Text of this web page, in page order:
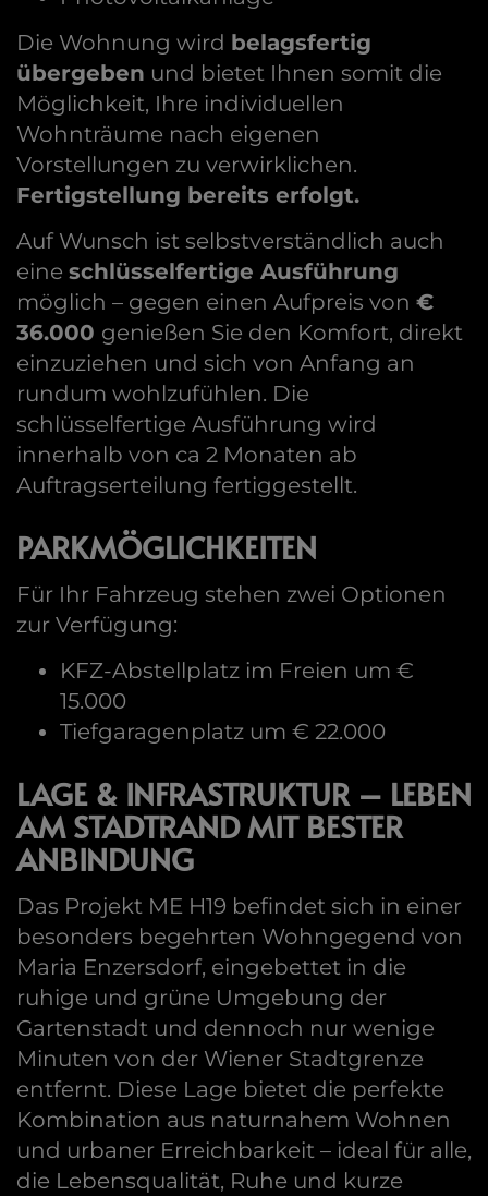
Die Wohnung wird belagsfertig
übergeben und bietet Ihnen somit die
Möglichkeit, Ihre individuellen
Wohnträume nach eigenen
Vorstellungen zu verwirklichen.
Fertigstellung bereits erfolgt.
Auf Wunsch ist selbstverständlich auch
eine schlüsselfertige Ausführung
möglich – gegen einen Aufpreis von €
36.000 genießen Sie den Komfort, direkt
einzuziehen und sich von Anfang an
rundum wohlzufühlen. Die
schlüsselfertige Ausführung wird
innerhalb von ca 2 Monaten ab
Auftragserteilung fertiggestellt.
PARKMÖGLICHKEITEN
Für Ihr Fahrzeug stehen zwei Optionen
zur Verfügung:
KFZ-Abstellplatz im Freien um €
15.000
Tiefgaragenplatz um € 22.000
LAGE & INFRASTRUKTUR – LEBEN
AM STADTRAND MIT BESTER
ANBINDUNG
Das Projekt ME H19 befindet sich in einer
besonders begehrten Wohngegend von
Maria Enzersdorf, eingebettet in die
ruhige und grüne Umgebung der
Gartenstadt und dennoch nur wenige
Minuten von der Wiener Stadtgrenze
entfernt. Diese Lage bietet die perfekte
Kombination aus naturnahem Wohnen
und urbaner Erreichbarkeit – ideal für alle,
die Lebensqualität, Ruhe und kurze